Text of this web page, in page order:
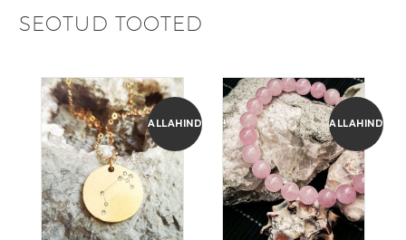
SEOTUD TOOTED
ALLAHINDLUS! ALLAHINDLUS!